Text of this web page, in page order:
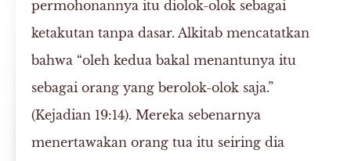
permohonannya itu diolok-olok sebagai
ketakutan tanpa dasar. Alkitab mencatatkan
bahwa “oleh kedua bakal menantunya itu
sebagai orang yang berolok-olok saja.”
(Kejadian 19:14). Mereka sebenarnya
menertawakan orang tua itu seiring dia